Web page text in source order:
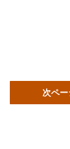
次ペー